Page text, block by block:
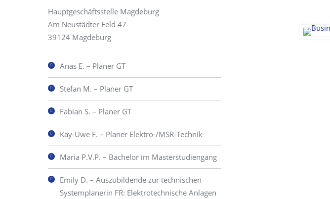
Hauptgeschäftsstelle Magdeburg
Am Neustädter Feld 47
39124 Magdeburg
Anas E. – Planer GT
Stefan M. – Planer GT
Fabian S. – Planer GT
Kay-Uwe F. – Planer Elektro-/MSR-Technik
Maria P.V.P. – Bachelor im Masterstudiengang
Emily D. – Auszubildende zur technischen
Systemplanerin FR: Elektrotechnische Anlagen